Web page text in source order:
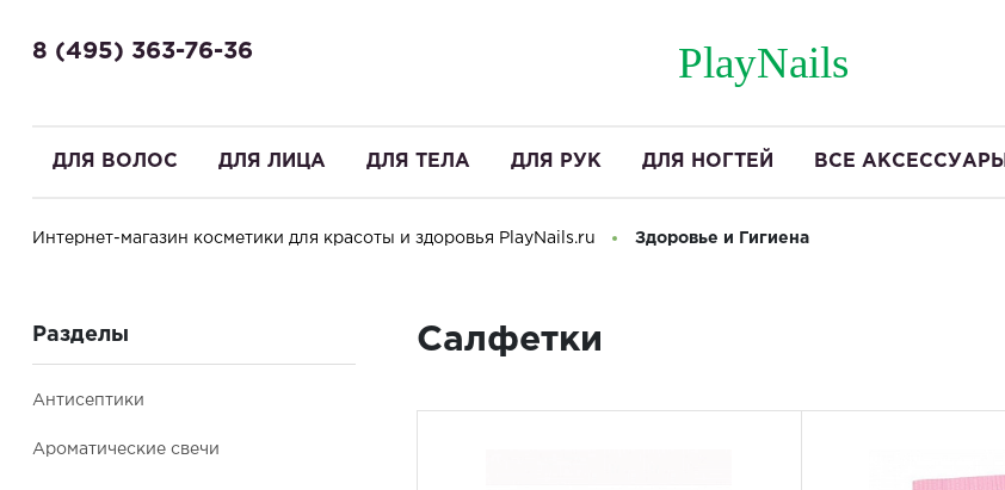
8 (495) 363-76-36 PlayNails
ДЛЯ ВОЛОС ДЛЯ ЛИЦА ДЛЯ ТЕЛА ДЛЯ РУК ДЛЯ НОГТЕЙ ВСЕ АКСЕССУАРЫ
Интернет-магазин косметики для красоты и здоровья PlayNails.ru Здоровье и Гигиена
Разделы
Антисептики
Ароматические свечи
Салфетки